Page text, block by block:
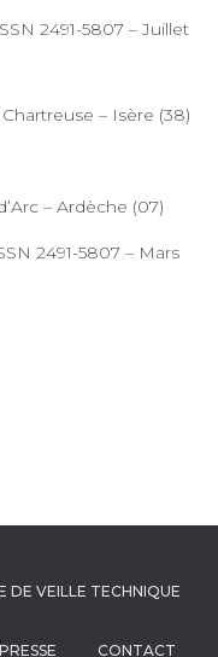
2491-5807 – Juillet
– Isère (38)
– Ardèche (07)
2491-5807 – Mars
DE VEILLE TECHNIQUE
CONTACT